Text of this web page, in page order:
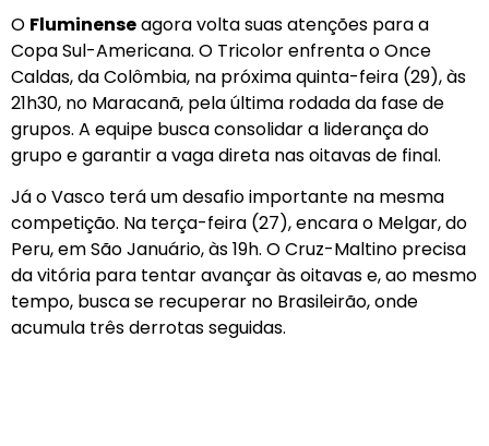
O Fluminenseagora volta suas atenções para a
Copa Sul-Americana. O Tricolor enfrenta o Once
Caldas, da Colômbia, na próxima quinta-feira (29), às
21h30, no Maracanã, pela última rodada da fase de
grupos. A equipe busca consolidar a liderança do
grupo e garantir a vaga direta nas oitavas de final.
Já o Vasco terá um desafio importante na mesma
competição. Na terça-feira (27), encara o Melgar, do
Peru, em São Januário, às 19h. O Cruz-Maltino precisa
da vitória para tentar avançar às oitavas e, ao mesmo
tempo, busca se recuperar no Brasileirão, onde
acumula três derrotas seguidas.